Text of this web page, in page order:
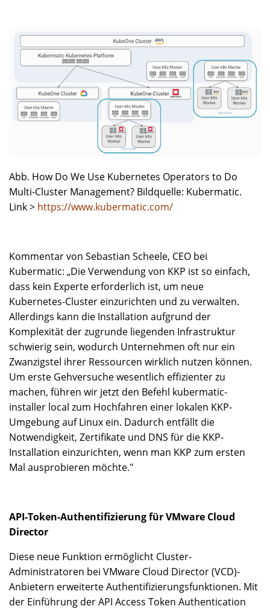
Abb. How Do We Use Kubernetes Operators to Do
Multi-Cluster Management? Bildquelle: Kubermatic.
Link > https://www.kubermatic.com/
Kommentar von Sebastian Scheele, CEO bei
Kubermatic: „Die Verwendung von KKP ist so einfach,
dass kein Experte erforderlich ist, um neue
Kubernetes-Cluster einzurichten und zu verwalten.
Allerdings kann die Installation aufgrund der
Komplexität der zugrunde liegenden Infrastruktur
schwierig sein, wodurch Unternehmen oft nur ein
Zwanzigstel ihrer Ressourcen wirklich nutzen können.
Um erste Gehversuche wesentlich effizienter zu
machen, führen wir jetzt den Befehl kubermatic-
installer local zum Hochfahren einer lokalen KKP-
Umgebung auf Linux ein. Dadurch entfällt die
Notwendigkeit, Zertifikate und DNS für die KKP-
Installation einzurichten, wenn man KKP zum ersten
Mal ausprobieren möchte."
API-Token-Authentifizierung für VMware Cloud
Director
Diese neue Funktion ermöglicht Cluster-
Administratoren bei VMware Cloud Director (VCD)-
Anbietern erweiterte Authentifizierungsfunktionen. Mit
der Einführung der API Access Token Authentication